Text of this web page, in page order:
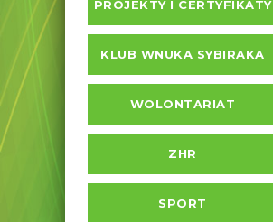
PROJEKTY I CERTYFIKATY
KLUB WNUKA SYBIRAKA
WOLONTARIAT
ZHR
SPORT